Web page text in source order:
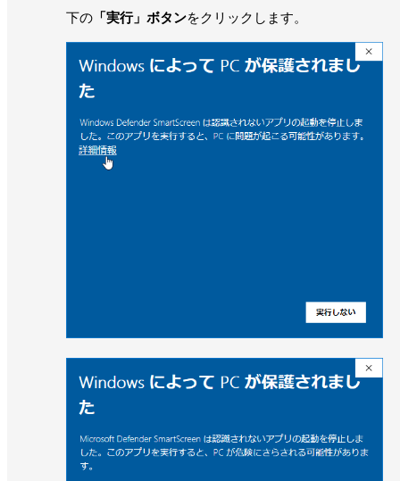
下の 「実行」ボタンをクリックします。